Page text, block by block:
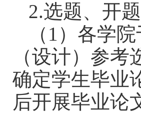
2.选题、开
（ 1 ）各学
（设计）参
确定学生毕业
后开展毕业论